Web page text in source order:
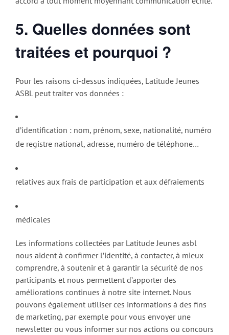
5. Quelles données sont
traitées et pourquoi ?
Pour les raisons ci-dessus indiquées, Latitude Jeunes
ASBL peut traiter vos données :
d’identification : nom, prénom, sexe, nationalité, numéro
de registre national, adresse, numéro de téléphone…
relatives aux frais de participation et aux défraiements
médicales
Les informations collectées par Latitude Jeunes asbl
nous aident à confirmer l’identité, à contacter, à mieux
comprendre, à soutenir et à garantir la sécurité de nos
participants et nous permettent d’apporter des
améliorations continues à notre site internet. Nous
pouvons également utiliser ces informations à des fins
de marketing, par exemple pour vous envoyer une
newsletter ou vous informer sur nos actions ou concours